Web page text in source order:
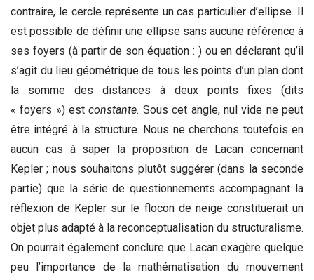
contraire, le cercle représente un cas particulier d’ellipse. Il
est possible de définir une ellipse sans aucune référence à
ses foyers (à partir de son équation : ) ou en déclarant qu’il
s’agit du lieu géométrique de tous les points d’un plan dont
la somme des distances à deux points fixes (dits
« foyers ») estconstante. Sous cet angle, nul vide ne peut
être intégré à la structure. Nous ne cherchons toutefois en
aucun cas à saper la proposition de Lacan concernant
Kepler ; nous souhaitons plutôt suggérer (dans la seconde
partie) que la série de questionnements accompagnant la
réflexion de Kepler sur le flocon de neige constituerait un
objet plus adapté à la reconceptualisation du structuralisme.
On pourrait également conclure que Lacan exagère quelque
peu l’importance de la mathématisation du mouvement